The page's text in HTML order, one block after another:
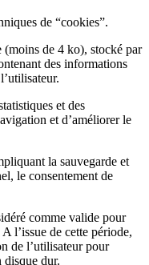
de “cookies”.
de 4 ko), stocké par
des informations
et des
et d’améliorer le
la sauvegarde et
le consentement de
comme valide pour
l’issue de cette période,
de l’utilisateur pour
disque dur.